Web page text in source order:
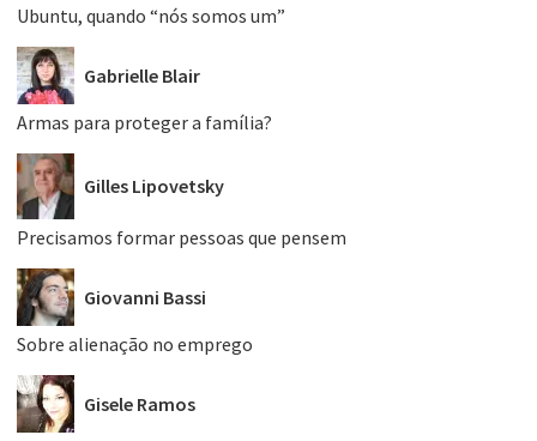
Ubuntu, quando “nós somos um”
Gabrielle Blair
Armas para proteger a família?
Gilles Lipovetsky
Precisamos formar pessoas que pensem
Giovanni Bassi
Sobre alienação no emprego
Gisele Ramos